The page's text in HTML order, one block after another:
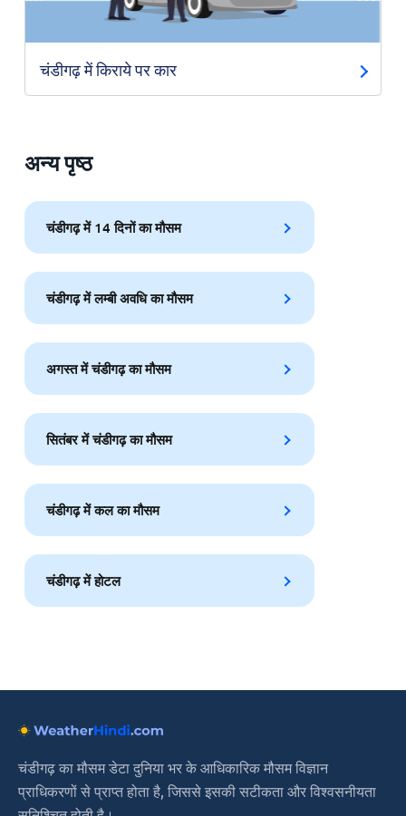
चंडीगढ़ में किराये पर कार
अन्य पृष्ठ
चंडीगढ़ में 14 दिनों का मौसम
चंडीगढ़ में लम्बी अवधि का मौसम
अगस्त में चंडीगढ़ का मौसम
सितंबर में चंडीगढ़ का मौसम
चंडीगढ़ में कल का मौसम
चंडीगढ़ में होटल
चंडीगढ़ का मौसम डेटा दुनिया भर के आधिकारिक मौसम विज्ञान
प्राधिकरणों से प्राप्त होता है, जिससे इसकी सटीकता और विश्वसनीयता